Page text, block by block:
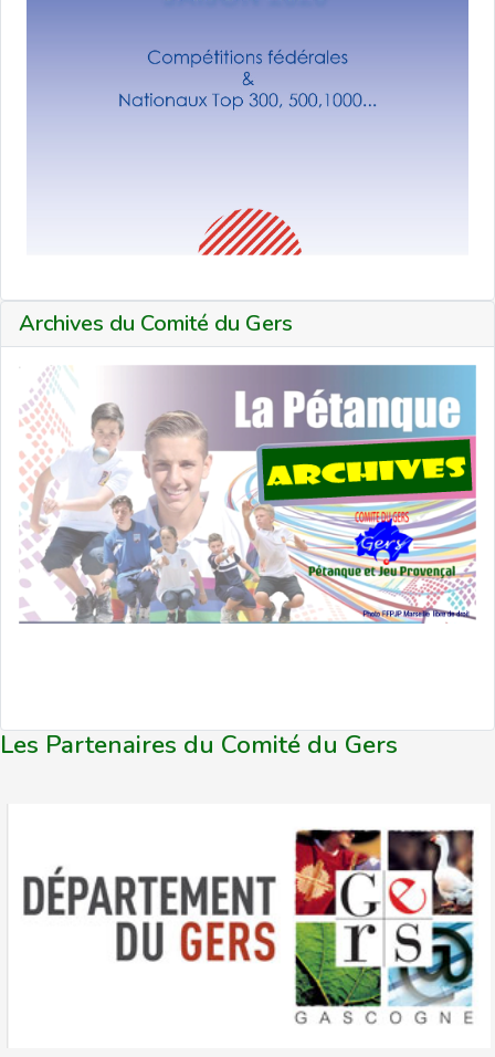
Archives du Comité du Gers
Les Partenaires du Comité du Gers